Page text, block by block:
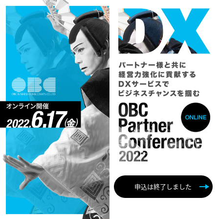
申込は終了しました